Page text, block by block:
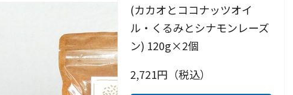
(カカオとココナッツオイ
ル・くるみとシナモンレーズ
ン) 120g×2個
2,721円（税込）